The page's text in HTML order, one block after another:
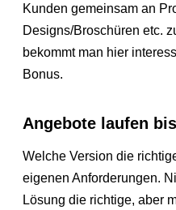
Kunden gemeinsam an
Designs/Broschüren etc.
bekommt man hier
Bonus.
Angebote laufen
Welche Version die
eigenen Anforderungen.
Lösung die richtige, aber